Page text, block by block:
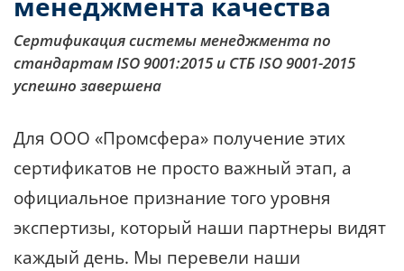
Сертификация системы менеджмента по
стандартам ISO 9001:2015 и СТБ ISO 9001-2015
успешно завершена
Для ООО «Промсфера» получение этих
сертификатов не просто важный этап, а
официальное признание того уровня
экспертизы, который наши партнеры видят
каждый день. Мы перевели наши